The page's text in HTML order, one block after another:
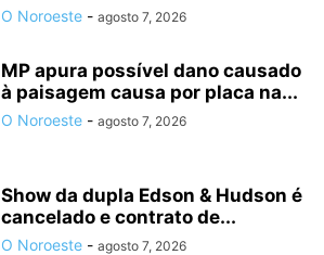
O Noroeste - agosto 7, 2026
MP apura possível dano causado
à paisagem causa por placa na...
O Noroeste - agosto 7, 2026
Show da dupla Edson & Hudson é
cancelado e contrato de...
O Noroeste - agosto 7, 2026